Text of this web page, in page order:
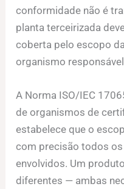
conformidade não é
planta terceirizada
coberta pelo escopo
organismo
A Norma ISO/IEC
de organismos de
estabelece que o
com precisão todos
envolvidos. Um
diferentes — ambas